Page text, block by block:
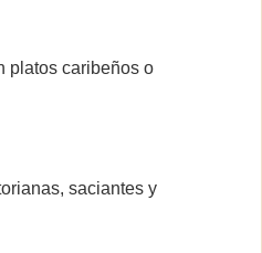
platos caribeños o
saciantes y